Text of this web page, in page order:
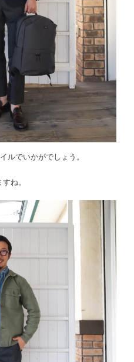
ルでいかがでしょう。
ね。